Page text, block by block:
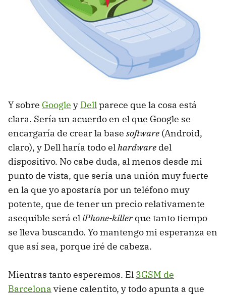
Y sobre Google y Dellparece que la cosa está
clara. Sería un acuerdo en el que Google se
encargaría de crear la base software (Android,
claro), y Dell haría todo elhardware del
dispositivo. No cabe duda, al menos desde mi
punto de vista, que sería una unión muy fuerte
en la que yo apostaría por un teléfono muy
potente, que de tener un precio relativamente
asequible será el iPhone-killerque tanto tiempo
se lleva buscando. Yo mantengo mi esperanza en
que así sea, porque iré de cabeza.
Mientras tanto esperemos. El 3GSM de
Barcelona viene calentito, y todo apunta a que